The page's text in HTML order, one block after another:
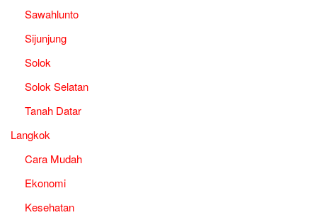
Sawahlunto
Sijunjung
Solok
Solok Selatan
Tanah Datar
Langkok
Cara Mudah
Ekonomi
Kesehatan